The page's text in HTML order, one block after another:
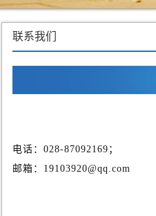
联系我们
电话：028-87092169；
邮箱：19103920@qq.com